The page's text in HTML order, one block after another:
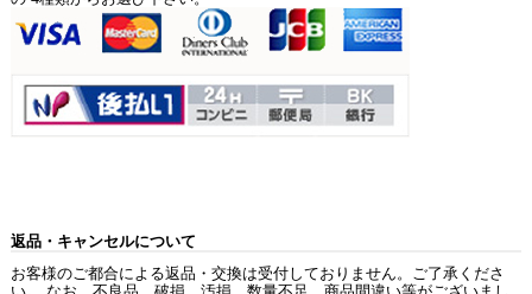
返品・キャンセルについて
お客様のご都合による返品・交換は受付しておりません。ご了承くださ